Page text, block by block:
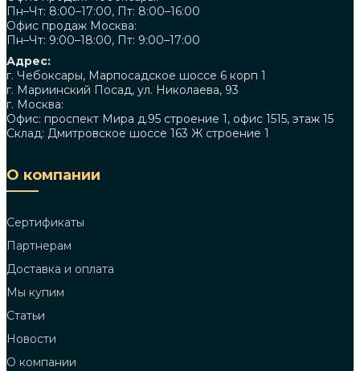
Пн–Чт: 8:00–17:00, Пт: 8:00–16:00
Офис продаж Москва:
Пн–Чт: 9:00–18:00, Пт: 9:00–17:00
Адрес:
г. Чебоксары, Марпосадское шоссе 6 корп 1
г. Мариинский Посад, ул. Николаева, 93
г. Москва:
Офис: проспект Мира д.95 строение 1, офис 1515, этаж 15
Склад: Дмитровское шоссе 163 Ж строение 1
О компании
Сертификаты
Партнерам
Доставка и оплата
Мы купим
Статьи
Новости
О компании